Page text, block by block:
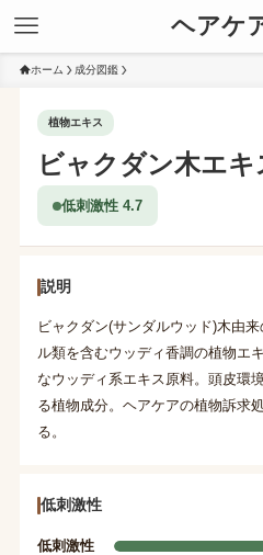
ヘアケ
ホーム 成分図鑑
植物エキス
ビャクダン木エキ
低刺激性 4.7
説明
ビャクダン(サンダルウッド)木由
ル類を含むウッディ香調の植物エ
なウッディ系エキス原料。頭皮環
る植物成分。ヘアケアの植物訴求
る。
低刺激性
低刺激性